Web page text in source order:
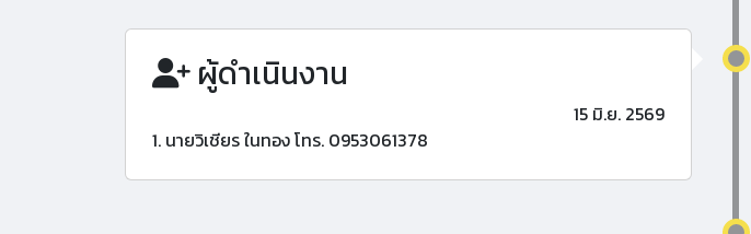
ผู้ดำเนินงาน
15 มิ.ย. 2569
1. นายวิเชียร ในทอง โทร. 0953061378